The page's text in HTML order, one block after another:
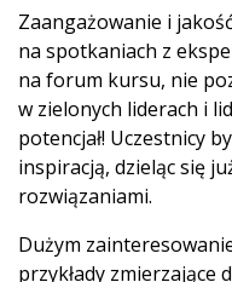
Zaangażowanie i
na spotkaniach z
na forum kursu, nie
w zielonych liderach i
potencjał! Uczestnicy
inspiracją, dzieląc się
rozwiązaniami.
Dużym
przykłady